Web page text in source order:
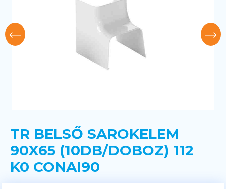
TR BELSŐ SAROKELEM
90X65 (10DB/DOBOZ) 112
K0 CONAI90